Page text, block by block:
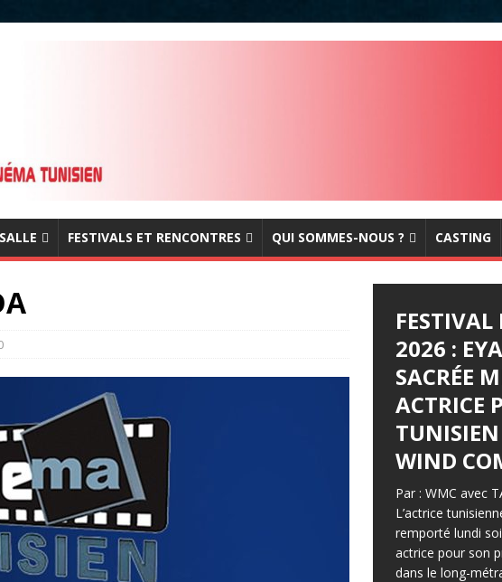
FESTIVALS ET RENCONTRES QUI SOMMES-NOUS ? CASTING
2026 :
SACRÉE
ACTRICE
WIND
Par : WMC avec
L’actrice
remporté lundi
actrice pour son
dans le long-